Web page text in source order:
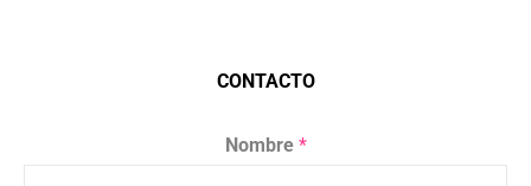
CONTACTO
Nombre *